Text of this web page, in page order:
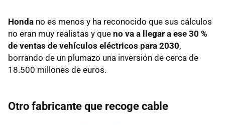
Honda no es menos y ha reconocido que sus cálculos
no eran muy realistas y que no va a llegar a ese 30 %
de ventas de vehículos eléctricos para 2030,
borrando de un plumazo una inversión de cerca de
18.500 millones de euros.
Otro fabricante que recoge cable